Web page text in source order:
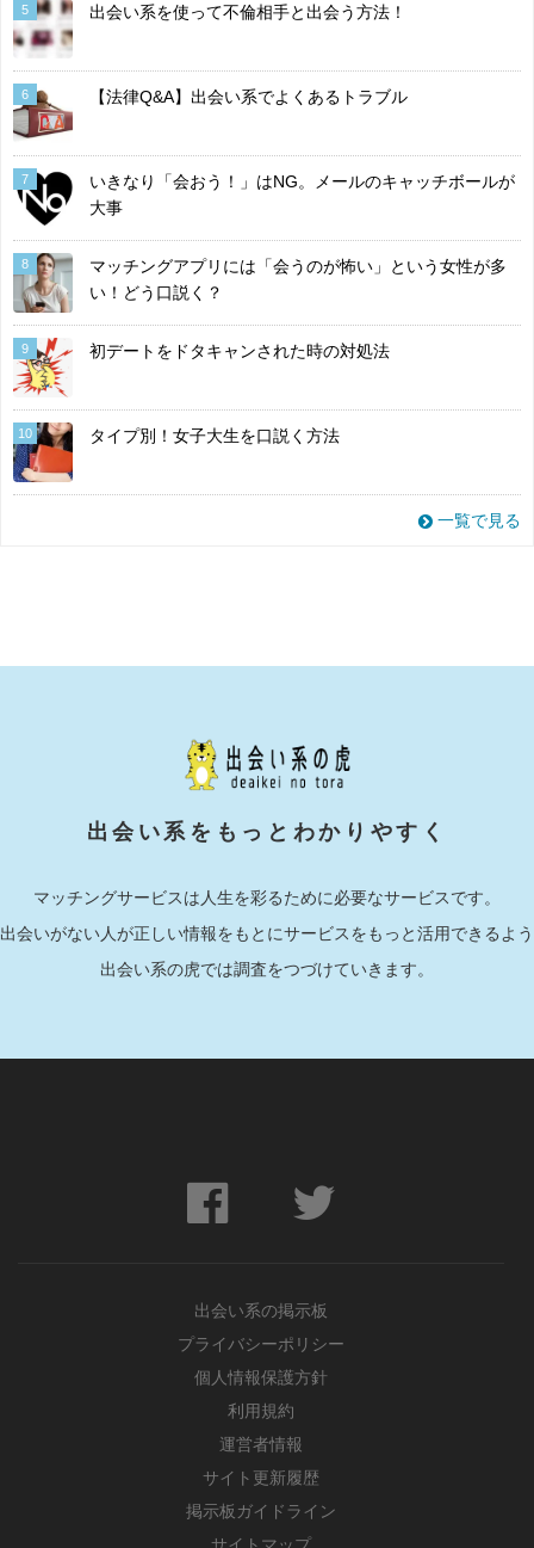
5 出会い系を使って不倫相手と出会う方法！
6 【法律Q&A】出会い系でよくあるトラブル
7
いきなり「会おう！」はNG。メールのキャッチボールが
大事
8
マッチングアプリには「会うのが怖い」という女性が多
い！どう口説く？
9 初デートをドタキャンされた時の対処法
10 タイプ別！女子大生を口説く方法
一覧で見る
出会い系をもっとわかりやすく
マッチングサービスは人生を彩るために必要なサービスです。
出会いがない人が正しい情報をもとにサービスをもっと活用できるよう
出会い系の虎では調査をつづけていきます。
出会い系の掲示板
プライバシーポリシー
個人情報保護方針
利用規約
運営者情報
サイト更新履歴
掲示板ガイドライン
サイトマップ